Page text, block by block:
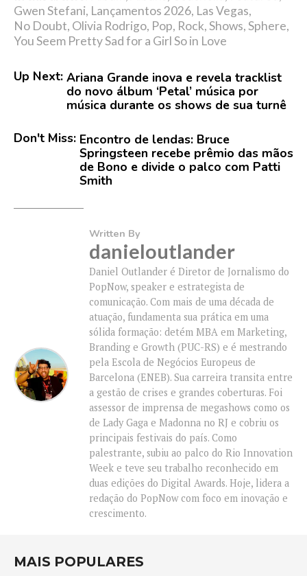
Gwen Stefani, Lançamentos 2026, Las Vegas,
No Doubt, Olivia Rodrigo, Pop, Rock,Shows,Sphere,
You Seem Pretty Sad for a Girl So in Love
Up Next: Ariana Grande inova e revela tracklist
do novo álbum ‘Petal’ música por
música durante os shows de sua turnê
Don't Miss: Encontro de lendas: Bruce
Springsteen recebe prêmio das mãos
de Bono e divide o palco com Patti
Smith
Written By
danieloutlander
Daniel Outlander é Diretor de Jornalismo do
PopNow, speaker e estrategista de
comunicação. Com mais de uma década de
atuação, fundamenta sua prática em uma
sólida formação: detém MBA em Marketing,
Branding e Growth (PUC-RS) e é mestrando
pela Escola de Negócios Europeus de
Barcelona (ENEB). Sua carreira transita entre
a gestão de crises e grandes coberturas. Foi
assessor de imprensa de megashows como os
de Lady Gaga e Madonna no RJ e cobriu os
principais festivais do país. Como
palestrante, subiu ao palco do Rio Innovation
Week e teve seu trabalho reconhecido em
duas edições do Digital Awards. Hoje, lidera a
redação do PopNow com foco em inovação e
crescimento.
MAIS POPULARES